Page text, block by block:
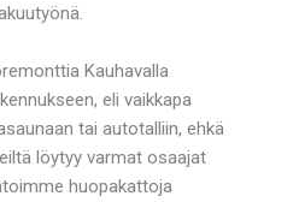
Kauhavalla
eli vaikkapa
tai autotalliin, ehkä
löytyy varmat osaajat
huopakattoja